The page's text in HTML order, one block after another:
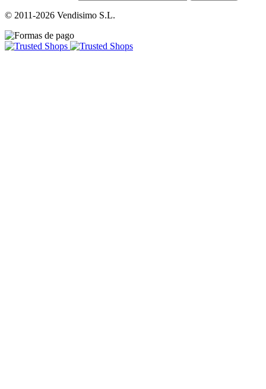
© 2011-2026 Vendisimo S.L.